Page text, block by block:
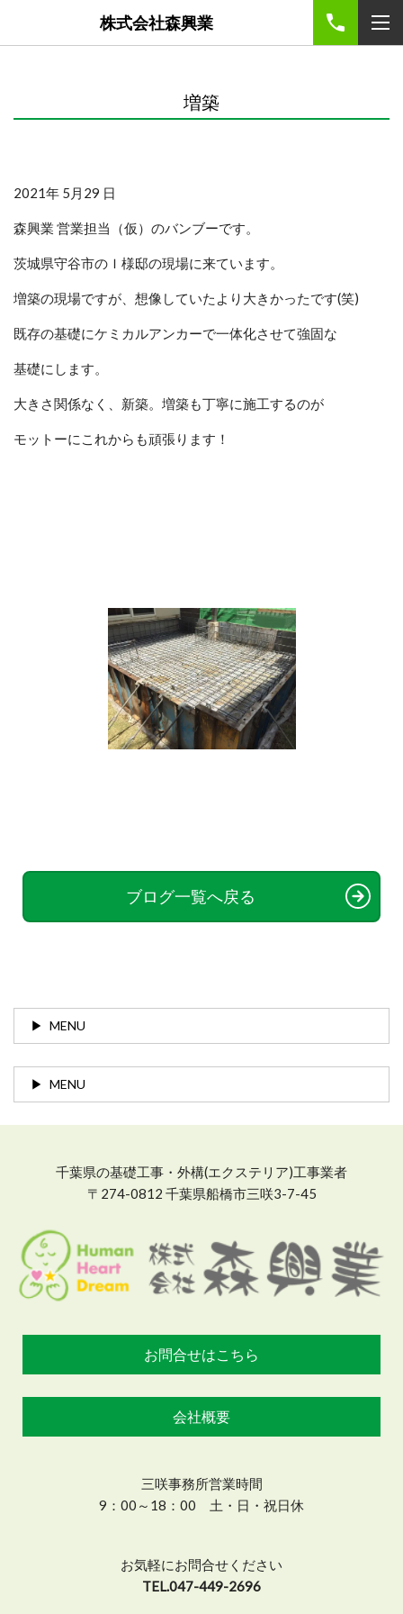
株式会社森興業
増築
2021年 5月29 日
森興業 営業担当（仮）のバンブーです。
茨城県守谷市のＩ様邸の現場に来ています。
増築の現場ですが、想像していたより大きかったです(笑)
既存の基礎にケミカルアンカーで一体化させて強固な
基礎にします。
大きさ関係なく、新築。増築も丁寧に施工するのが
モットーにこれからも頑張ります！
ブログ一覧へ戻る
MENU
MENU
千葉県の基礎工事・外構(エクステリア)工事業者
〒274-0812 千葉県船橋市三咲3-7-45
お問合せはこちら
会社概要
三咲事務所営業時間
9：00～18：00 土・日・祝日休
お気軽にお問合せください
TEL.047-449-2696